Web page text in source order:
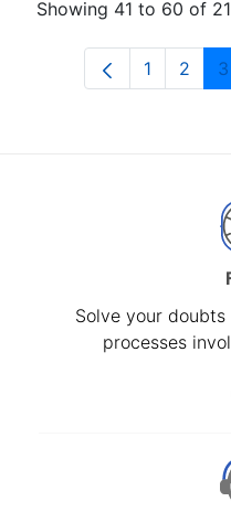
Showing 41 to 60 of
Page
1 Page
2 3
Solve your
processes